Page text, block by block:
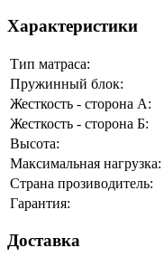
Характеристики
Тип матраса:
Пружинный блок:
Жесткость - сторона А:
Жесткость - сторона Б:
Высота:
Максимальная нагрузка:
Страна прозиводитель:
Гарантия:
Доставка